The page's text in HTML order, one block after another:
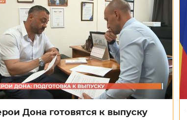
Дона готовятся к выпуску